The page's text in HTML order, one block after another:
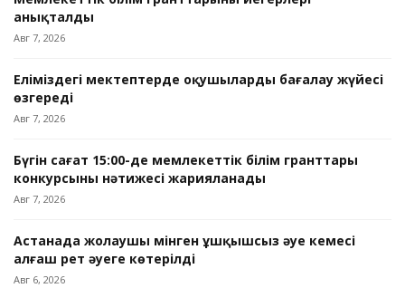
анықталды
Авг 7, 2026
Еліміздегі мектептерде оқушыларды бағалау жүйесі
өзгереді
Авг 7, 2026
Бүгін сағат 15:00-де мемлекеттік білім гранттары
конкурсының нәтижесі жарияланады
Авг 7, 2026
Астанада жолаушы мінген ұшқышсыз әуе кемесі
алғаш рет әуеге көтерілді
Авг 6, 2026